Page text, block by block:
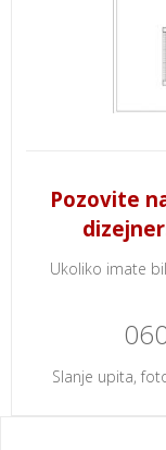
Pozovite
Ukoliko imate
Slanje upita,